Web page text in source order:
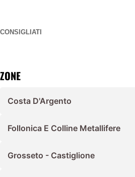
CONSIGLIATI
ZONE
Costa D'Argento
Follonica E Colline Metallifere
Grosseto - Castiglione